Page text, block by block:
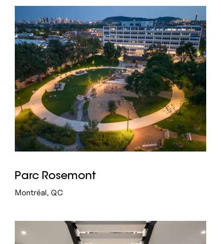
Parc Rosemont
Montréal, QC